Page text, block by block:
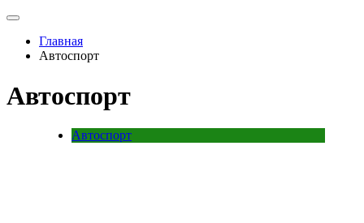
Главная
Автоспорт
Автоспорт
Автоспорт